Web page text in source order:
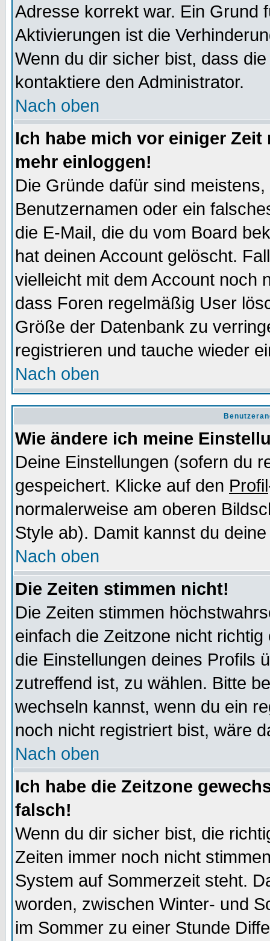
Adresse korrekt war. Ein Grund
Aktivierungen ist die
Wenn du dir sicher bist, dass
kontaktiere den Administrator.
Nach oben
Ich habe mich vor einiger
mehr einloggen!
Die Gründe dafür sind
Benutzernamen oder ein
die E-Mail, die du vom Board
hat deinen Account gelöscht.
vielleicht mit dem Account noch
dass Foren regelmäßig User
Größe der Datenbank zu
registrieren und tauche wieder
Nach oben
Wie ändere ich meine
Deine Einstellungen (sofern du
gespeichert. Klicke auf den Profil
normalerweise am oberen
Style ab). Damit kannst du
Nach oben
Die Zeiten stimmen nicht!
Die Zeiten stimmen
einfach die Zeitzone nicht
die Einstellungen deines Profils
zutreffend ist, zu wählen. Bitte
wechseln kannst, wenn du ein
noch nicht registriert bist, wäre
Nach oben
Ich habe die Zeitzone
falsch!
Wenn du dir sicher bist, die
Zeiten immer noch nicht
System auf Sommerzeit steht.
worden, zwischen Winter- und
im Sommer zu einer Stunde